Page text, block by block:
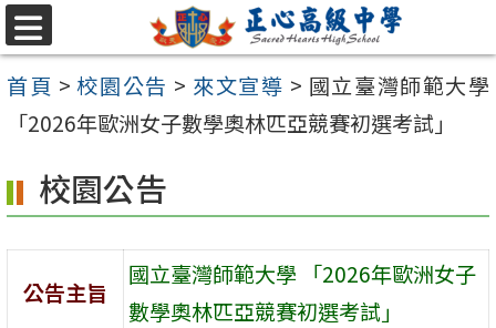
跳至主要內容區
選
單
首頁 >校園公告 > 來文宣導 > 國立臺灣師範大學
「2026年歐洲女子數學奧林匹亞競賽初選考試」
校園公告
公告主旨
國立臺灣師範大學 「2026年歐洲女子
數學奧林匹亞競賽初選考試」